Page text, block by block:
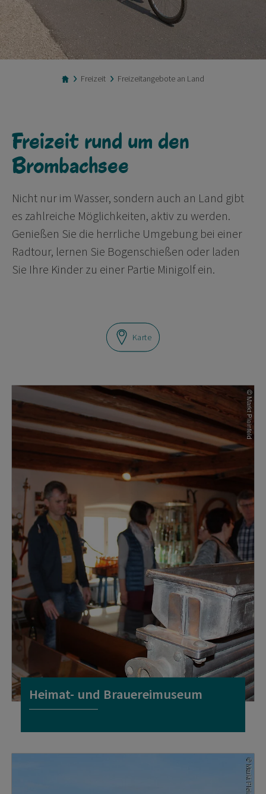
Freizeit Freizeitangebote an Land
Freizeit rund um den
Brombachsee
Nicht nur im Wasser, sondern auch an Land gibt
es zahlreiche Möglichkeiten, aktiv zu werden.
Genießen Sie die herrliche Umgebung bei einer
Radtour, lernen Sie Bogenschießen oder laden
Sie Ihre Kinder zu einer Partie Minigolf ein.
Karte
Heimat- und Brauereimuseum